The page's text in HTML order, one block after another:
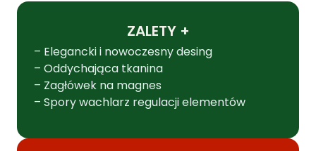
ZALETY +
– Elegancki i nowoczesny desing
– Oddychająca tkanina
– Zagłówek na magnes
– Spory wachlarz regulacji elementów